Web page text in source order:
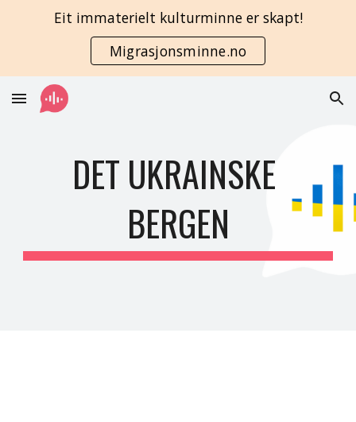
Skip to navigation
Eit immaterielt kulturminne er skapt!
Migrasjonsminne.no
DET UKRAINSKE
BERGEN